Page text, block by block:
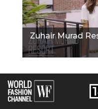
Zuhair Murad